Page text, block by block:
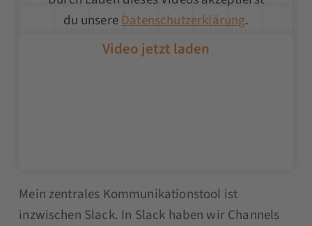
du unsereDatenschutzerklärung.
Mein zentrales Kommunikationstool ist
inzwischen Slack. In Slack haben wir Channels